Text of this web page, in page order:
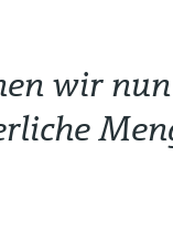
wir